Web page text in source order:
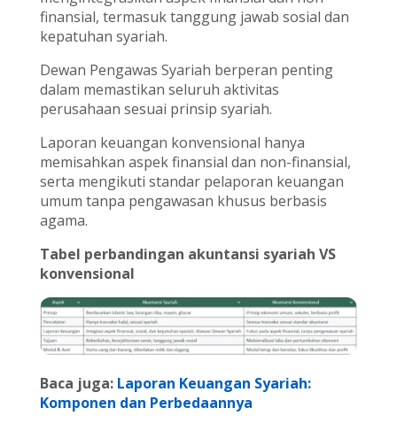
finansial, termasuk tanggung jawab sosial dan
kepatuhan syariah.
Dewan Pengawas Syariah berperan penting
dalam memastikan seluruh aktivitas
perusahaan sesuai prinsip syariah.
Laporan keuangan konvensional hanya
memisahkan aspek finansial dan non-finansial,
serta mengikuti standar pelaporan keuangan
umum tanpa pengawasan khusus berbasis
agama.
Tabel perbandingan akuntansi syariah VS
konvensional
Baca juga: Laporan Keuangan Syariah:
Komponen dan Perbedaannya